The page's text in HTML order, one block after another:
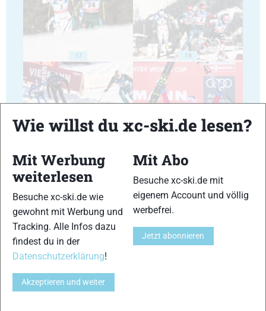
17 18
21 22
Wie willst du xc-ski.de lesen?
Mit Werbung
weiterlesen
Besuche xc-ski.de wie
gewohnt mit Werbung und
Tracking. Alle Infos dazu
findest du in der
Datenschutzerklärung!
Akzeptieren und weiter
Mit Abo
Besuche xc-ski.de mit
eigenem Account und völlig
werbefrei.
Jetzt abonnieren